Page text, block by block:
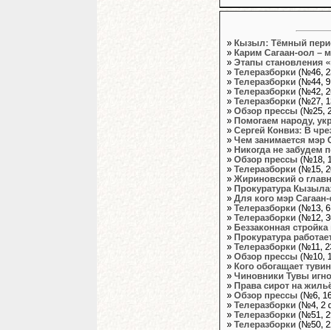
» Кызыл: Тёмный
» Карим Сагаан-оол –
» Этапы становления
» Телеразборки (№46,
» Телеразборки (№44, 9
» Телеразборки (№42,
» Телеразборки (№27,
» Обзор прессы (№25,
» Помогаем народу,
» Сергей Конвиз: В
» Чем занимается мэр
» Никогда не забудем
» Обзор прессы (№18,
» Телеразборки (№15,
» Жириновский о
» Прокуратура
» Для кого мэр
» Телеразборки (№13, 6
» Телеразборки (№12,
» Беззаконная
» Прокуратура
» Телеразборки (№11,
» Обзор прессы (№10,
» Кого обогащает
» Чиновники Тувы
» Права сирот на
» Обзор прессы (№6,
» Телеразборки (№4, 2
» Телеразборки (№51,
» Телеразборки (№50,